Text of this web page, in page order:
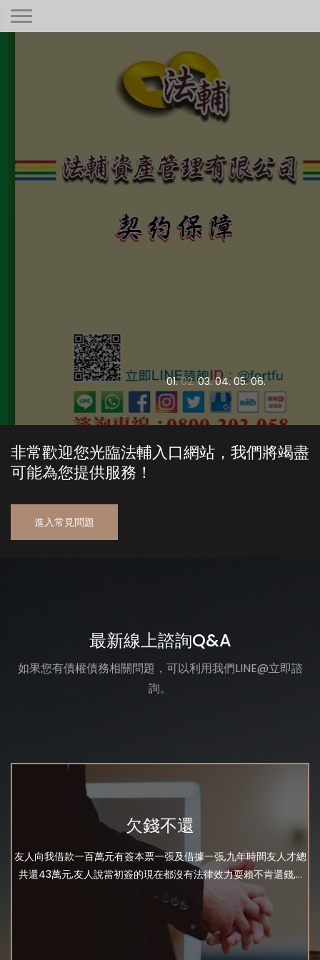
01. 02. 03. 04. 05. 06.
非常歡迎您光臨法輔入口網站，我們將竭盡
可能為您提供服務！
進入常見問題
最新線上諮詢Q&A
如果您有債權債務相關問題，可以利用我們LINE@立即諮
詢。
欠錢不還
友人向我借款一百萬元有簽本票一張及借據一張,九年時間友人才總
共還43萬元,友人說當初簽的現在都沒有法律效力耍賴不肯還錢,...